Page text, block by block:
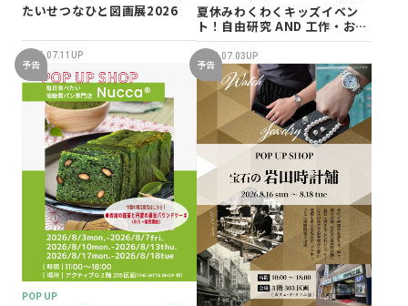
たいせつなひと図画展2026
2026.07.11UP
夏休みわくわくキッズイベン
ト！自由研究 AND 工作・おし
ごと体験！
2026.07.03UP
予告
POP UP
予告